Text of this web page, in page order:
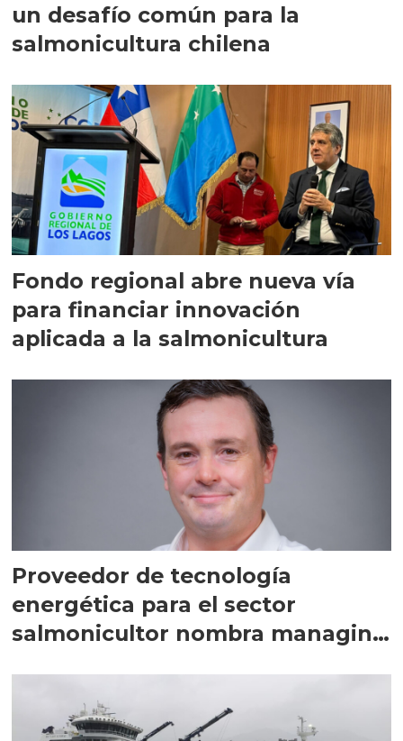
un desafío común para la
salmonicultura chilena
Fondo regional abre nueva vía
para financiar innovación
aplicada a la salmonicultura
Proveedor de tecnología
energética para el sector
salmonicultor nombra managing